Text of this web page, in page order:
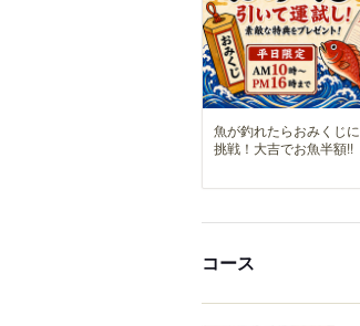
魚が釣れたらおみくじに
挑戦！大吉でお魚半額!!
コース